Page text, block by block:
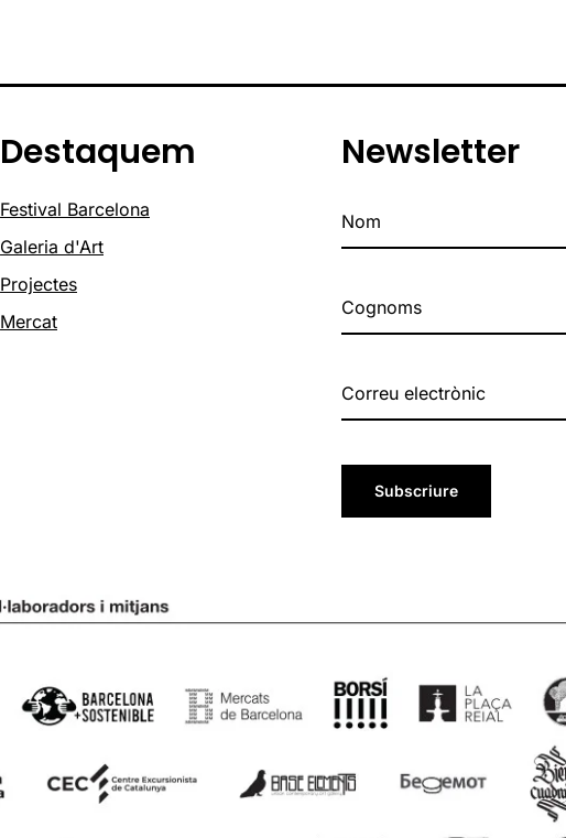
Destaquem
Festival Barcelona
Galeria d'Art
Projectes
Mercat
Newsletter
Subscriure